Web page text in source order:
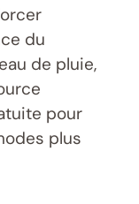
du
de pluie,
pour
plus